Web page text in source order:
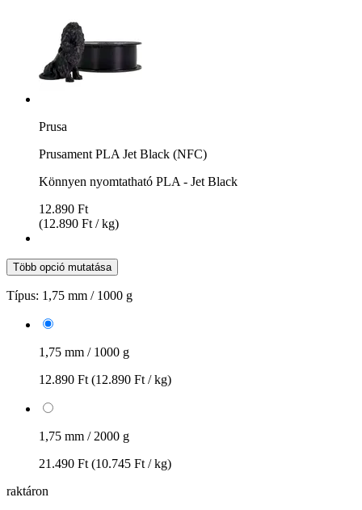
Prusa
Prusament PLA Jet Black (NFC)
Könnyen nyomtatható PLA - Jet Black
12.890 Ft
(12.890 Ft / kg)
Több opció mutatása
Típus: 1,75 mm / 1000 g
1,75 mm / 1000 g
12.890 Ft (12.890 Ft / kg)
1,75 mm / 2000 g
21.490 Ft (10.745 Ft / kg)
raktáron